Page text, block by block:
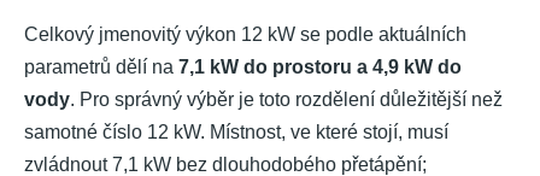
Celkový jmenovitý výkon 12 kW se podle aktuálních
parametrů dělí na 7,1 kW do prostoru a 4,9 kW do
vody. Pro správný výběr je toto rozdělení důležitější než
samotné číslo 12 kW. Místnost, ve které stojí, musí
zvládnout 7,1 kW bez dlouhodobého přetápění;